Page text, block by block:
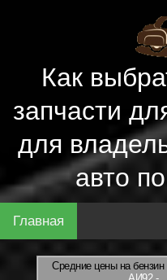
Как
запчасти
для
авто
Главная
Средние цены на бензин